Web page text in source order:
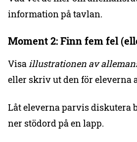
information på tavlan.
Moment 2: Finn fem fel
Visaillustrationen av
eller skriv ut den för eleverna
Låt eleverna parvis diskutera
ner stödord på en lapp.